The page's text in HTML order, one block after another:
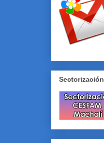
Sectorización